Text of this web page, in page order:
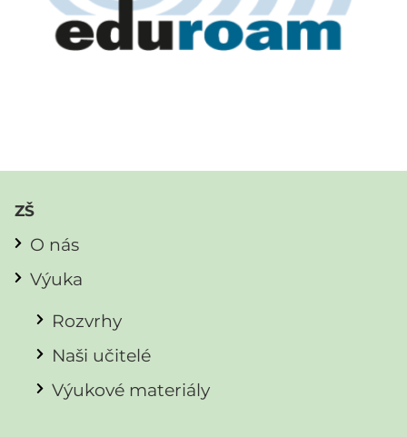
ZŠ
O nás
Výuka
Rozvrhy
Naši učitelé
Výukové materiály